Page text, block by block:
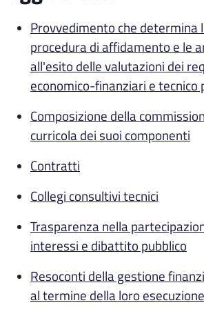
Provvedimento che determina
procedura di affidamento e le
all'esito delle valutazioni dei
economico-finanziari e tecnico
Composizione della
curricola dei suoi componenti
Contratti
Collegi consultivi tecnici
Trasparenza nella
interessi e dibattito pubblico
Resoconti della gestione
al termine della loro esecuzione